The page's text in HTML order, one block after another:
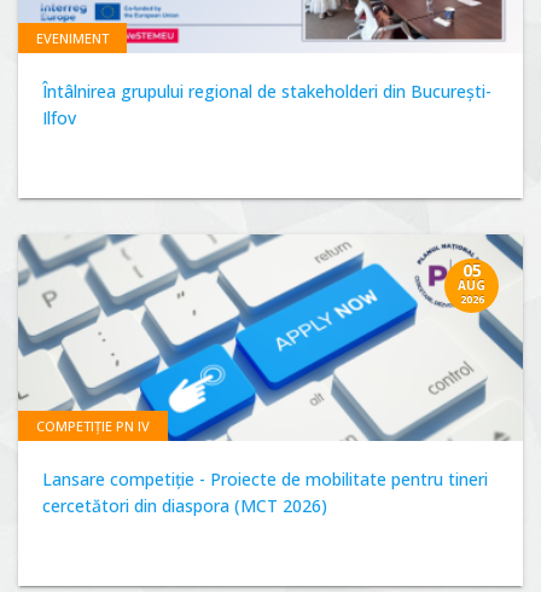
EVENIMENT
Întâlnirea grupului regional de stakeholderi din București-
Ilfov
05
AUG
2026
COMPETIȚIE PN IV
Lansare competiție - Proiecte de mobilitate pentru tineri
cercetători din diaspora (MCT 2026)